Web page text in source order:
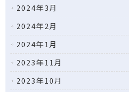
2024年3月
2024年2月
2024年1月
2023年11月
2023年10月